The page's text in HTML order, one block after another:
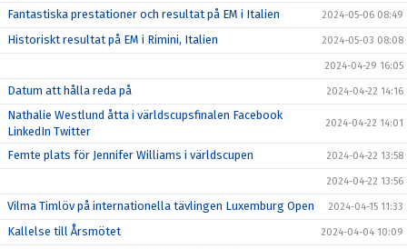
Fantastiska prestationer och resultat på EM i Italien 2024-05-06 08:49
Historiskt resultat på EM i Rimini, Italien 2024-05-03 08:08
2024-04-29 16:05
Datum att hålla reda på 2024-04-22 14:16
Nathalie Westlund åtta i världscupsfinalen Facebook
LinkedIn Twitter
2024-04-22 14:01
Femte plats för Jennifer Williams i världscupen 2024-04-22 13:58
2024-04-22 13:56
Vilma Timlöv på internationella tävlingen Luxemburg Open 2024-04-15 11:33
Kallelse till Årsmötet 2024-04-04 10:09